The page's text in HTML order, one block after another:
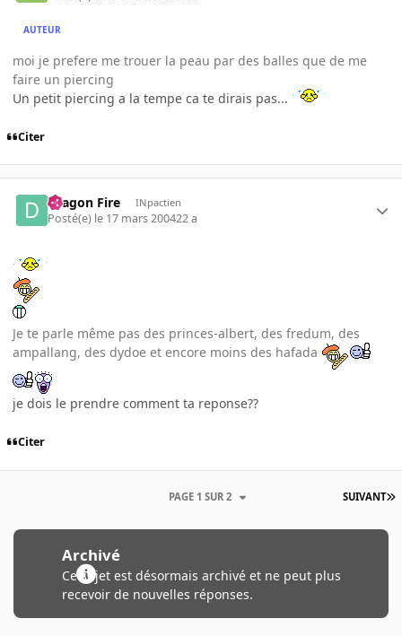
AUTEUR
moi je prefere me trouer la peau par des balles que de me
faire un piercing
Un petit piercing a la tempe ca te dirais pas...
Citer
Dragon Fire INpactien
Posté(e) le 17 mars 200422 a
Je te parle même pas des princes-albert, des fredum, des
ampallang, des dydoe et encore moins des hafada
je dois le prendre comment ta reponse??
Citer
SUIVANT
PAGE 1 SUR 2
Archivé
Ce sujet est désormais archivé et ne peut plus
recevoir de nouvelles réponses.